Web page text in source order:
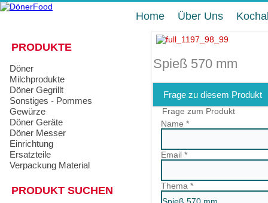
Home Über Uns
PRODUKTE
Döner
Milchprodukte
Döner Gegrillt
Sonstiges - Pommes
Gewürze
Döner Geräte
Döner Messer
Einrichtung
Ersatzteile
Verpackung Material
PRODUKT SUCHEN
Spieß 570 mm
Frage zu diesem Produkt
Frage zum Produkt
Name *
Email*
Thema *